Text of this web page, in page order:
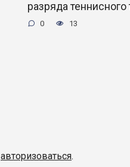
разряда теннисного
0 13
авторизоваться.